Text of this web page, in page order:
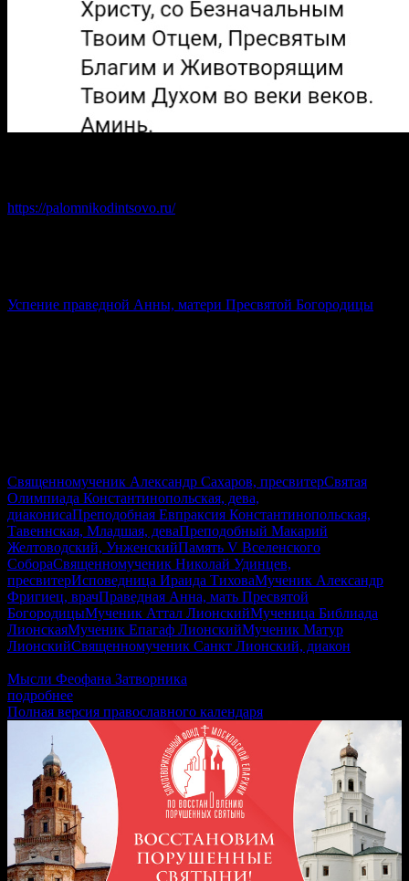
https://palomnikodintsovo.ru/
Успение праведной Анны, матери Пресвятой Богородицы
Священномученик Александр Сахаров, пресвитерСвятая
Олимпиада Константинопольская, дева,
диаконисаПреподобная Евпраксия Константинопольская,
Тавеннская, Младшая, деваПреподобный Макарий
Желтоводский, УнженскийПамять V Вселенского
СобораСвященномученик Николай Удинцев,
пресвитерИсповедница Ираида ТиховаМученик Александр
Фригиец, врачПраведная Анна, мать Пресвятой
БогородицыМученик Аттал ЛионскийМученица Библиада
ЛионскаяМученик Епагаф ЛионскийМученик Матур
ЛионскийСвященномученик Санкт Лионский, диакон
Мысли Феофана Затворника
подробнее
Полная версия православного календаря